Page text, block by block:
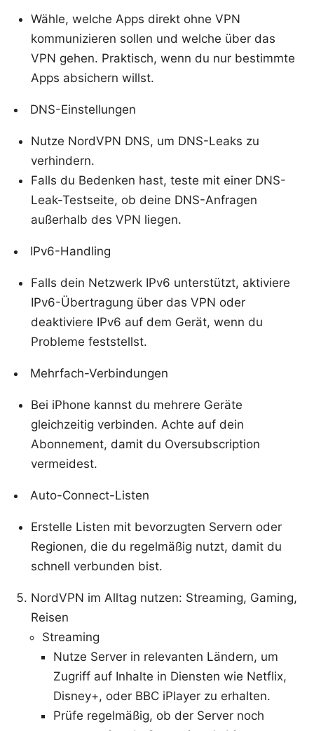
Wähle, welche Apps direkt ohne VPN
kommunizieren sollen und welche über das
VPN gehen. Praktisch, wenn du nur bestimmte
Apps absichern willst.
DNS-Einstellungen
Nutze NordVPN DNS, um DNS-Leaks zu
verhindern.
Falls du Bedenken hast, teste mit einer DNS-
Leak-Testseite, ob deine DNS-Anfragen
außerhalb des VPN liegen.
IPv6-Handling
Falls dein Netzwerk IPv6 unterstützt, aktiviere
IPv6-Übertragung über das VPN oder
deaktiviere IPv6 auf dem Gerät, wenn du
Probleme feststellst.
Mehrfach-Verbindungen
Bei iPhone kannst du mehrere Geräte
gleichzeitig verbinden. Achte auf dein
Abonnement, damit du Oversubscription
vermeidest.
Auto-Connect-Listen
Erstelle Listen mit bevorzugten Servern oder
Regionen, die du regelmäßig nutzt, damit du
schnell verbunden bist.
NordVPN im Alltag nutzen: Streaming, Gaming,
Reisen
Streaming
Nutze Server in relevanten Ländern, um
Zugriff auf Inhalte in Diensten wie Netflix,
Disney+, oder BBC iPlayer zu erhalten.
Prüfe regelmäßig, ob der Server noch